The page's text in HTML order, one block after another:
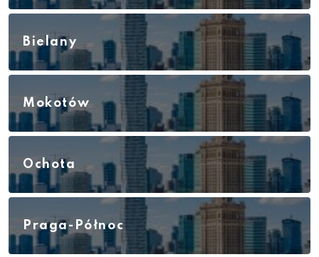
Bielany
Mokotów
Ochota
Praga-Północ